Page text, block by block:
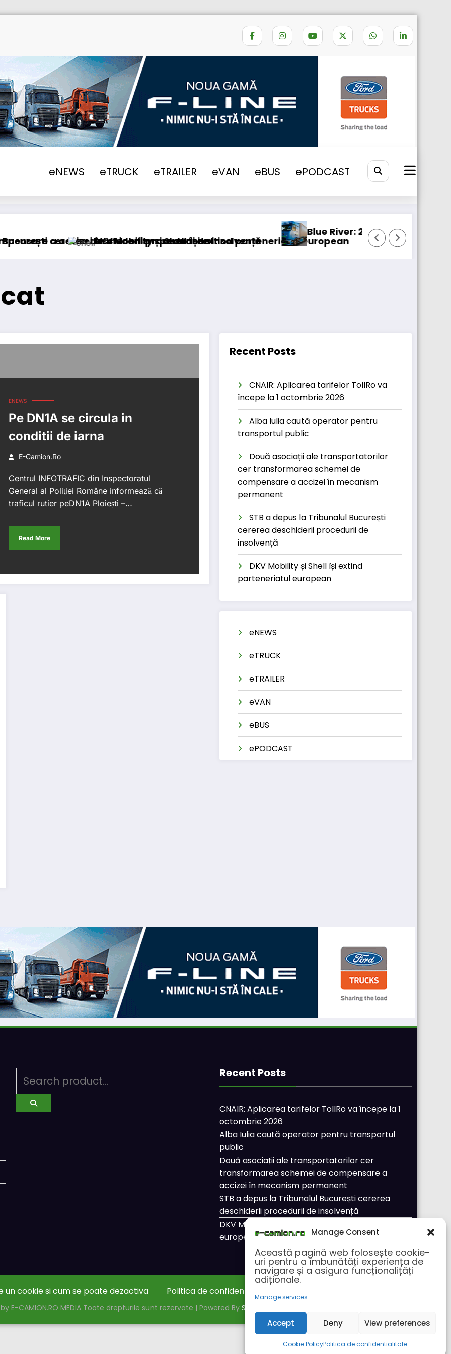
Manage Consent
Această pagină web folosește cookie-
uri pentru a îmbunătăți experiența de
navigare și a asigura funcționalițăți
adiționale.
Manage services
Accept Deny View preferences
Cookie PolicyPolitica de confidentialitate
eNEWS eTRUCK eTRAILER eVAN eBUS ePODCAST
trafic blocat
în mecanism permanent
deschiderii procedurii de insolvență
DKV Mobility și Shell își extind parteneriatul european
Blue River: 26.123 km cu un camion 100%
ENEWS
Pe DN1A se circula in
conditii de iarna
E-Camion.ro
Centrul INFOTRAFIC din Inspectoratul
General al Poliţiei Române informează că
traficul rutier peDN1A Ploiești –…
Read More
Recent Posts
CNAIR: Aplicarea tarifelor TollRo va
începe la 1 octombrie 2026
Alba Iulia caută operator pentru
transportul public
Două asociații ale transportatorilor
cer transformarea schemei de
compensare a accizei în mecanism
permanent
STB a depus la Tribunalul București
cererea deschiderii procedurii de
insolvență
DKV Mobility și Shell își extind
parteneriatul european
eNEWS
eTRUCK
eTRAILER
eVAN
eBUS
ePODCAST
Recent Posts
CNAIR: Aplicarea tarifelor TollRo va începe la 1
octombrie 2026
Alba Iulia caută operator pentru transportul
public
Două asociații ale transportatorilor cer
transformarea schemei de compensare a
accizei în mecanism permanent
STB a depus la Tribunalul București cererea
deschiderii procedurii de insolvență
DKV Mobility și Shell își extind parteneriatul
european
un cookie si cum se poate dezactiva Politica de confidentialitate
E-CAMION.RO MEDIA Toate drepturile sunt rezervate | Powered By SpiceThemes